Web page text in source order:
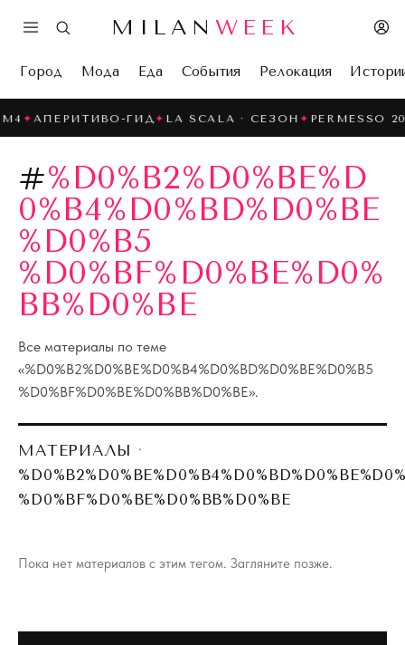
MILAN WEEK
Город Мода Еда События Релокация
✦АПЕРИТИВО-ГИД✦LA SCALA · СЕЗОН✦PERMESSO
#%D0%B2%D0%BE%D
0%B4%D0%BD%D0%BE
%D0%B5
%D0%BF%D0%BE%D0%
BB%D0%BE
Все материалы по теме
«%D0%B2%D0%BE%D0%B4%D0%BD%D0%BE%D0%B5
%D0%BF%D0%BE%D0%BB%D0%BE».
МАТЕРИАЛЫ ·
%D0%BF%D0%BE%D0%BB%D0%BE
Пока нет материалов с этим тегом. Загляните позже.